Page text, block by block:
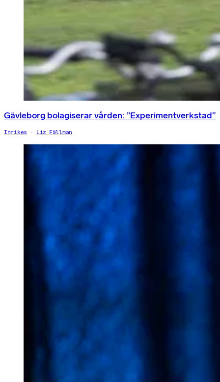
Gävleborg bolagiserar vården: ”Experimentverkstad”
Inrikes Liz Fällman